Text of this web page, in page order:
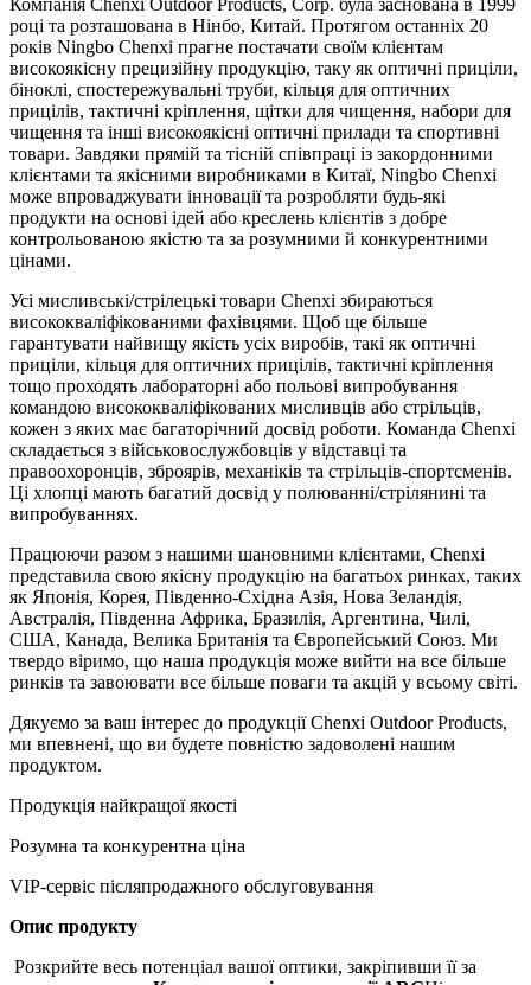
Компанія Chenxi Outdoor Products, Corp. була заснована в 1999
році та розташована в Нінбо, Китай. Протягом останніх 20
років Ningbo Chenxi прагне постачати своїм клієнтам
високоякісну прецизійну продукцію, таку як оптичні приціли,
біноклі, спостережувальні труби, кільця для оптичних
прицілів, тактичні кріплення, щітки для чищення, набори для
чищення та інші високоякісні оптичні прилади та спортивні
товари. Завдяки прямій та тісній співпраці із закордонними
клієнтами та якісними виробниками в Китаї, Ningbo Chenxi
може впроваджувати інновації та розробляти будь-які
продукти на основі ідей або креслень клієнтів з добре
контрольованою якістю та за розумними й конкурентними
цінами.
Усі мисливські/стрілецькі товари Chenxi збираються
висококваліфікованими фахівцями. Щоб ще більше
гарантувати найвищу якість усіх виробів, такі як оптичні
приціли, кільця для оптичних прицілів, тактичні кріплення
тощо проходять лабораторні або польові випробування
командою висококваліфікованих мисливців або стрільців,
кожен з яких має багаторічний досвід роботи. Команда Chenxi
складається з військовослужбовців у відставці та
правоохоронців, зброярів, механіків та стрільців-спортсменів.
Ці хлопці мають багатий досвід у полюванні/стрілянині та
випробуваннях.
Працюючи разом з нашими шановними клієнтами, Chenxi
представила свою якісну продукцію на багатьох ринках, таких
як Японія, Корея, Південно-Східна Азія, Нова Зеландія,
Австралія, Південна Африка, Бразилія, Аргентина, Чилі,
США, Канада, Велика Британія та Європейський Союз. Ми
твердо віримо, що наша продукція може вийти на все більше
ринків та завоювати все більше поваги та акцій у всьому світі.
Дякуємо за ваш інтерес до продукції Chenxi Outdoor Products,
ми впевнені, що ви будете повністю задоволені нашим
продуктом.
Продукція найкращої якості
Розумна та конкурентна ціна
VIP-сервіс післяпродажного обслуговування
Опис продукту
Розкрийте весь потенціал вашої оптики, закріпивши її за